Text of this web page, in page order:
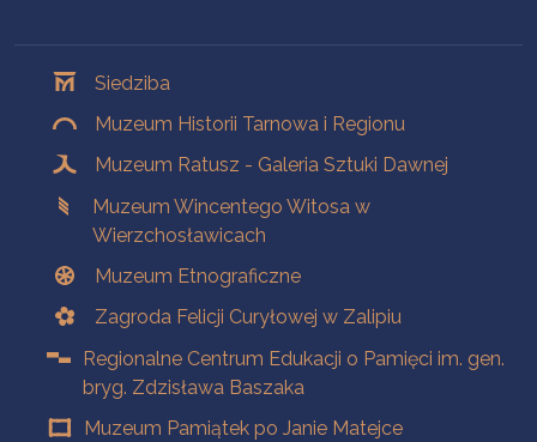
Siedziba
Muzeum Historii Tarnowa i Regionu
Muzeum Ratusz - Galeria Sztuki Dawnej
Muzeum Wincentego Witosa w
Wierzchosławicach
Muzeum Etnograficzne
Zagroda Felicji Curyłowej w Zalipiu
Regionalne Centrum Edukacji o Pamięci im. gen.
bryg. Zdzisława Baszaka
Muzeum Pamiątek po Janie Matejce